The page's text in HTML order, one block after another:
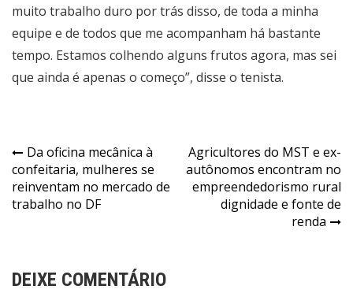
muito trabalho duro por trás disso, de toda a minha
equipe e de todos que me acompanham há bastante
tempo. Estamos colhendo alguns frutos agora, mas sei
que ainda é apenas o começo”, disse o tenista.
Navegação
de
Post
Da oficina mecânica à
confeitaria, mulheres se
reinventam no mercado de
trabalho no DF
Agricultores do MST e ex-
autônomos encontram no
empreendedorismo rural
dignidade e fonte de
renda
DEIXE COMENTÁRIO